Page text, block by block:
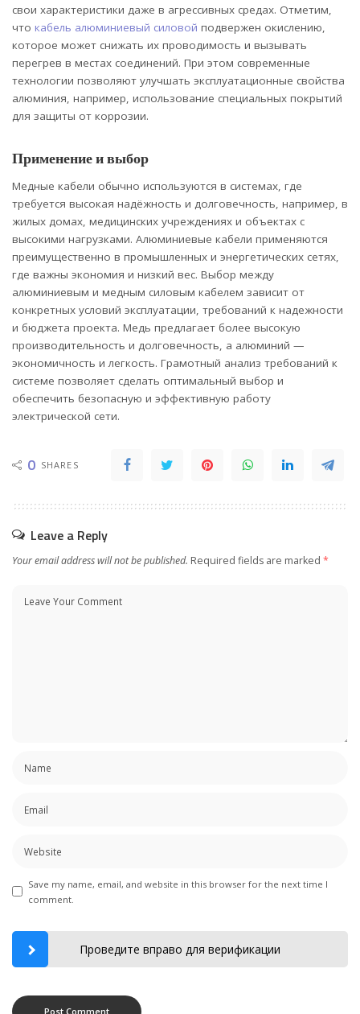
свои характеристики даже в агрессивных средах. Отметим,
что кабель алюминиевый силовой подвержен окислению,
которое может снижать их проводимость и вызывать
перегрев в местах соединений. При этом современные
технологии позволяют улучшать эксплуатационные свойства
алюминия, например, использование специальных покрытий
для защиты от коррозии.
Применение и выбор
Медные кабели обычно используются в системах, где
требуется высокая надёжность и долговечность, например, в
жилых домах, медицинских учреждениях и объектах с
высокими нагрузками. Алюминиевые кабели применяются
преимущественно в промышленных и энергетических сетях,
где важны экономия и низкий вес. Выбор между
алюминиевым и медным силовым кабелем зависит от
конкретных условий эксплуатации, требований к надежности
и бюджета проекта. Медь предлагает более высокую
производительность и долговечность, а алюминий —
экономичность и легкость. Грамотный анализ требований к
системе позволяет сделать оптимальный выбор и
обеспечить безопасную и эффективную работу
электрической сети.
0 SHARES
Leave a Reply
Your email address will not be published. Required fields are marked *
Save my name, email, and website in this browser for the next time I
comment.
Проведите вправо для верификации